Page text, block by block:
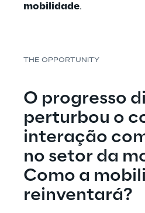
mobilidade.
THE OPPORTUNITY
O progresso
perturbou o
interação
no setor da
Como a
reinventará?